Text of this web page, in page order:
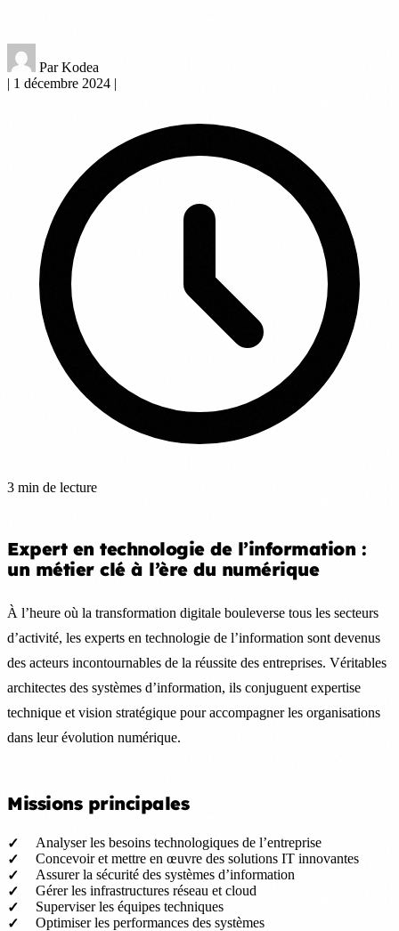
Par Kodea
| 1 décembre 2024 |
3 min de lecture
Expert en technologie de l’information :
un métier clé à l’ère du numérique
À l’heure où la transformation digitale bouleverse tous les secteurs
d’activité, les experts en technologie de l’information sont devenus
des acteurs incontournables de la réussite des entreprises. Véritables
architectes des systèmes d’information, ils conjuguent expertise
technique et vision stratégique pour accompagner les organisations
dans leur évolution numérique.
Missions principales
Analyser les besoins technologiques de l’entreprise
Concevoir et mettre en œuvre des solutions IT innovantes
Assurer la sécurité des systèmes d’information
Gérer les infrastructures réseau et cloud
Superviser les équipes techniques
Optimiser les performances des systèmes